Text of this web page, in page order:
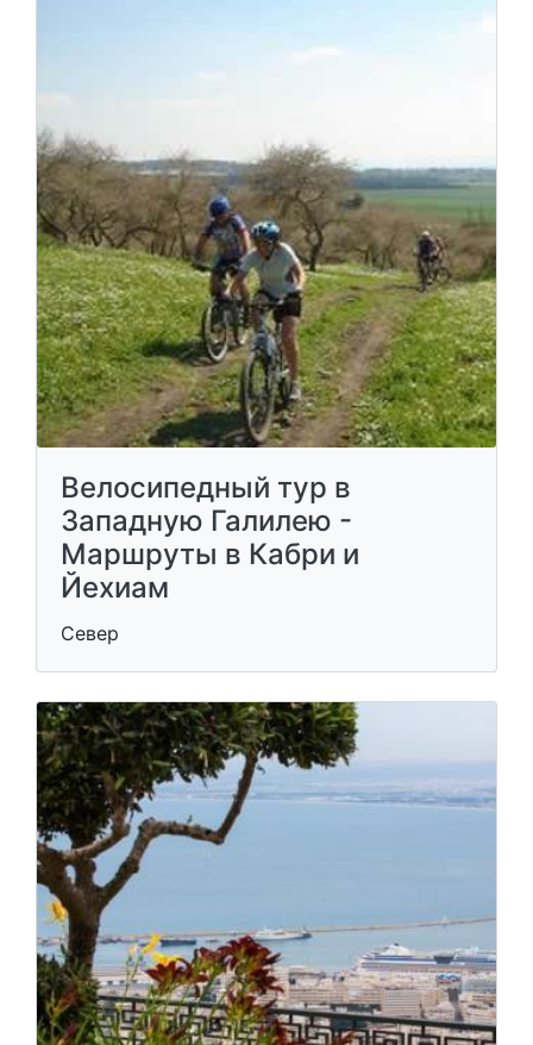
Велосипедный тур в
Западную Галилею -
Маршруты в Кабри и
Йехиам
Север